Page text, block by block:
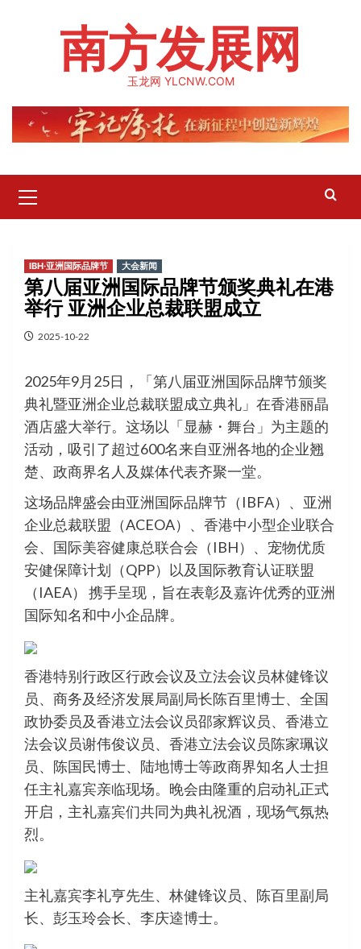
南方发展网
玉龙网 YLCNW.COM
Menu
IBH·亚洲国际品牌节 大会新闻
第八届亚洲国际品牌节颁奖典礼在港
举行 亚洲企业总裁联盟成立
2025-10-22
2025年9月25日，「第八届亚洲国际品牌节颁奖
典礼暨亚洲企业总裁联盟成立典礼」在香港丽晶
酒店盛大举行。这场以「显赫・舞台」为主题的
活动，吸引了超过600名来自亚洲各地的企业翘
楚、政商界名人及媒体代表齐聚一堂。
这场品牌盛会由亚洲国际品牌节（IBFA）、亚洲
企业总裁联盟（ACEOA）、香港中小型企业联合
会、国际美容健康总联合会（IBH）、宠物优质
安健保障计划（QPP）以及国际教育认证联盟
（IAEA） 携手呈现，旨在表彰及嘉许优秀的亚洲
国际知名和中小企品牌。
香港特别行政区行政会议及立法会议员林健锋议
员、商务及经济发展局副局长陈百里博士、全国
政协委员及香港立法会议员邵家辉议员、香港立
法会议员谢伟俊议员、香港立法会议员陈家珮议
员、陈国民博士、陆地博士等政商界知名人士担
任主礼嘉宾亲临现场。晚会由隆重的启动礼正式
开启，主礼嘉宾们共同为典礼祝酒，现场气氛热
烈。
主礼嘉宾李礼亨先生、林健锋议员、陈百里副局
长、彭玉玲会长、李庆逵博士。